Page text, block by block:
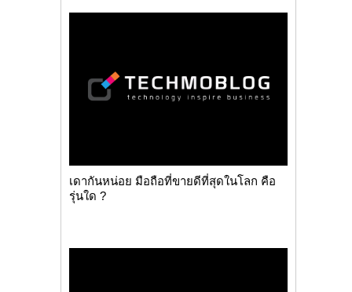
เดากันหน่อย มือถือที่ขายดีที่สุดในโลก คือ
รุ่นใด ?